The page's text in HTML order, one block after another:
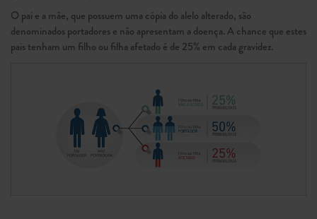
O pai e a mãe, que possuem uma cópia do alelo alterado, são
denominados portadores e não apresentam a doença. A chance que estes
pais tenham um filho ou filha afetado é de 25% em cada gravidez.